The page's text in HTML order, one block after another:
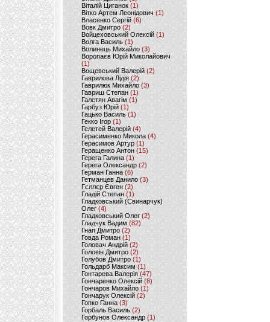
Віталій Циганок (1)
Вітко Артем Леонідович(1)
Власенко Сергій (6)
Вовк Дмитро(2)
Войцеховський Олексій(1)
Волга Василь (1)
Волинець Михайло (3)
Воропаєв Юрій Миколайович
(1)
Вощевський Валерій(2)
Гаврилова Лідія (2)
Гаврилюк Михайло (3)
Гавриш Степан (1)
Галстян Авагім (1)
Гарбуз Юрій (1)
Гацько Василь (1)
Гекко Ігор(1)
Гелетей Валерій (4)
Герасименко Микола (4)
Герасимов Артур (1)
Геращенко Антон(15)
Герега Галина (1)
Герега Олександр (2)
Герман Ганна (6)
Гетманцев Данило (3)
Гєллєр Євген (2)
Гладій Степан(1)
Гладковський (Свинарчук)
Олег (4)
Гладковський Олег (2)
Гладчук Вадим (82)
Гнап Дмитро (2)
Говда Роман(1)
Головач Андрій (2)
Головін Дмитро (2)
Голубов Дмитро (1)
Гольдарб Максим(1)
Гонтарева Валерія (47)
Гончаренко Олексій(8)
Гончаров Михайло (1)
Гончарук Олексій (2)
Гопко Ганна (3)
Горбаль Василь (2)
Горбунов Олександр (1)